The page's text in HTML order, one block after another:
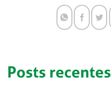
Posts recentes